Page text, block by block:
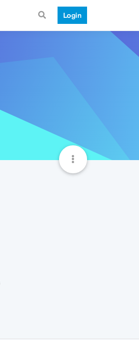
Login